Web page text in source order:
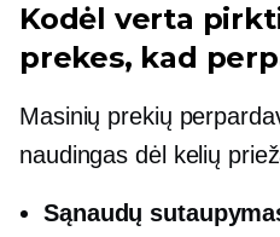
Kodėl verta
prekes, kad
Masinių prekių
naudingas dėl kelių
Sąnaudų